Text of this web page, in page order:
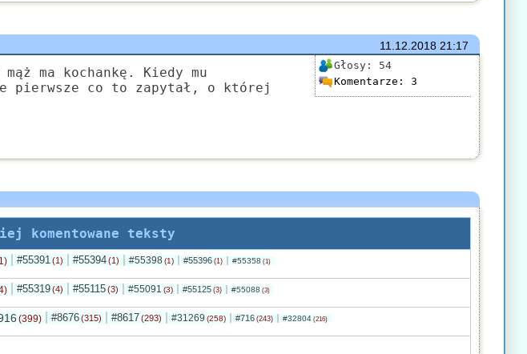
11.12.201821:17
Głosy: 54
Komentarze: 3
ma kochankę. Kiedy mu
pierwsze co to zapytał, o której
komentowane teksty
#55391 (1) #55394 (1) #55398 (1) #55396 (1) #55358 (1)
#55319 (4) #55115 (3) #55091 (3) #55125 (3) #55088 (3)
(399) #8676 (315) #8617 (293) #31269 (258) #716 (243) #32804 (216)